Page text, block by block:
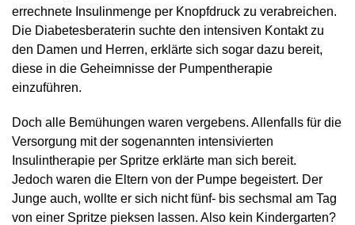
errechnete Insulinmenge per Knopfdruck zu verabreichen.
Die Diabetesberaterin suchte den intensiven Kontakt zu
den Damen und Herren, erklärte sich sogar dazu bereit,
diese in die Geheimnisse der Pumpentherapie
einzuführen.
Doch alle Bemühungen waren vergebens. Allenfalls für die
Versorgung mit der sogenannten intensivierten
Insulintherapie per Spritze erklärte man sich bereit.
Jedoch waren die Eltern von der Pumpe begeistert. Der
Junge auch, wollte er sich nicht fünf- bis sechsmal am Tag
von einer Spritze pieksen lassen. Also kein Kindergarten?